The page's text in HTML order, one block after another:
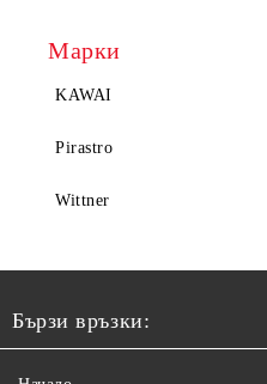
Марки
KAWAI
Pirastro
Wittner
Бързи връзки: